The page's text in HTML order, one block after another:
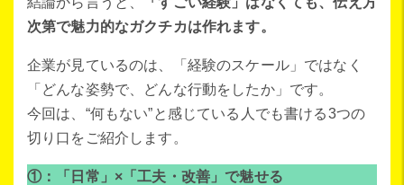
次第で魅力的なガクチカは作れます。
企業が見ているのは、「経験のスケール」ではなく
「どんな姿勢で、どんな行動をしたか」です。
今回は、“何もない”と感じている人でも書ける3つの
切り口をご紹介します。
①：「日常」×「工夫・改善」で魅せる